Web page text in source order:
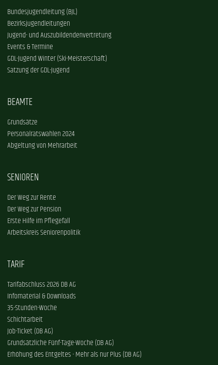
Bundesjugendleitung (BJL)
Bezirksjugendleitungen
Jugend- und Auszubildendenvertretung
Events & Termine
GDL-Jugend Winter (Ski-Meisterschaft)
Satzung der GDL-Jugend
BEAMTE
Grundsätze
Personalratswahlen 2024
Abgeltung von Mehrarbeit
SENIOREN
Der Weg zur Rente
Der Weg zur Pension
Erste Hilfe im Pflegefall
Arbeitskreis Seniorenpolitik
TARIF
Tarifabschluss 2026 DB AG
Infomaterial & Downloads
35-Stunden-Woche
Schichtarbeit
Job-Ticket (DB AG)
Grundsätzliche Fünf-Tage-Woche (DB AG)
Erhöhung des Entgeltes - Mehr als nur Plus (DB AG)